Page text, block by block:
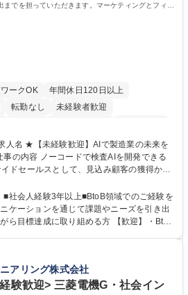
でを担っていただきます。マーケティングとフィー
ークOK
年間休日120日以上
転勤なし
未経験者歓迎
服装自由
ドセールスとして、見込み顧客の獲得から
ただきます。マーケティングとフィールド
ーシ
がる商談機会の最大化を目指します。 【具
話・メールによるアプローチ/リードナー
験歓迎】AIで製
セールス
■社会人経験3年以上■BtoB領域でのご経験を
ケーションを通じて課題やニーズを引き出
成に取り組める方 【歓迎】・BtoB
ドナーチャリングに関する知見 ・データを
大学 高専 短
格：
アリング株式会社
験歓迎> 三菱電機G・社会イン